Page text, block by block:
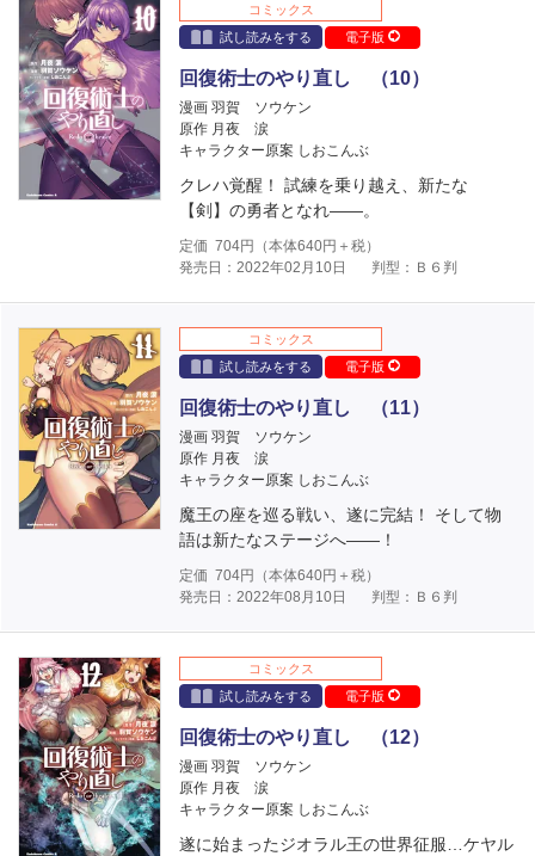
コミックス
試し読みをする
電子版
回復術士のやり直し （10）
漫画 羽賀 ソウケン
原作 月夜 涙
キャラクター原案 しおこんぶ
クレハ覚醒！ 試練を乗り越え、新たな
【剣】の勇者となれ――。
定価 704円（本体640円＋税）
発売日：2022年02月10日
判型：Ｂ６判
コミックス
試し読みをする
電子版
回復術士のやり直し （11）
漫画 羽賀 ソウケン
原作 月夜 涙
キャラクター原案 しおこんぶ
魔王の座を巡る戦い、遂に完結！ そして物
語は新たなステージへ――！
定価 704円（本体640円＋税）
発売日：2022年08月10日
判型：Ｂ６判
コミックス
試し読みをする
電子版
回復術士のやり直し （12）
漫画 羽賀 ソウケン
原作 月夜 涙
キャラクター原案 しおこんぶ
遂に始まったジオラル王の世界征服…ケヤル